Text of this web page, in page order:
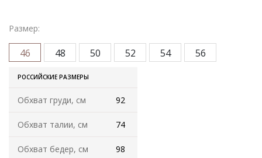
Комплекты женские повседневные
Куртка женская на молнии
Рекомендуем
Футболки и блузки
Размер:
46
РОССИЙСКИЕ РАЗМЕРЫ
Обхват груди, см 92
Обхват талии, см 74
Обхват бедер, см 98
48 50 52 54 56